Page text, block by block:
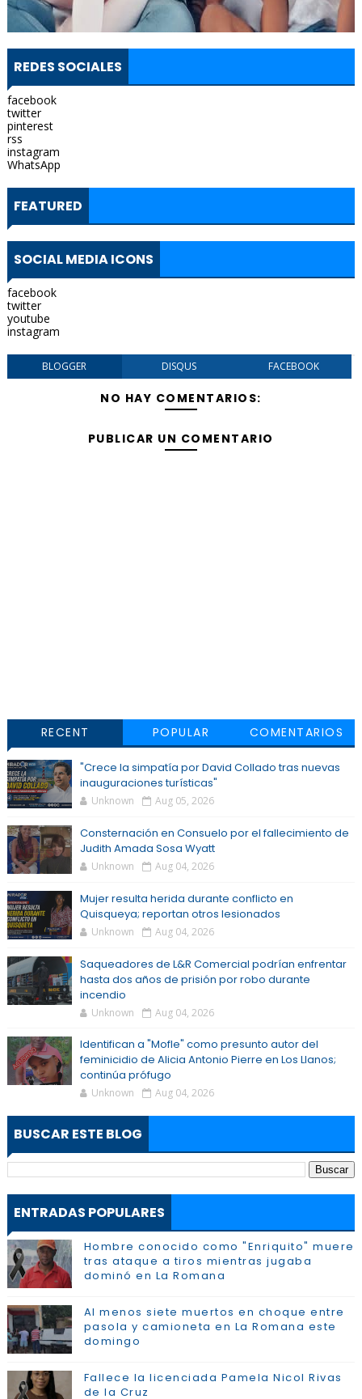
REDES SOCIALES
facebook
twitter
pinterest
rss
instagram
WhatsApp
FEATURED
SOCIAL MEDIA ICONS
facebook
twitter
youtube
instagram
BLOGGER DISQUS FACEBOOK
NO HAY COMENTARIOS:
PUBLICAR UN COMENTARIO
RECENT POPULAR COMENTARIOS
"Crece la simpatía por David Collado tras nuevas
inauguraciones turísticas"
Unknown Aug 05, 2026
Consternación en Consuelo por el fallecimiento de
Judith Amada Sosa Wyatt
Unknown Aug 04, 2026
Mujer resulta herida durante conflicto en
Quisqueya; reportan otros lesionados
Unknown Aug 04, 2026
Saqueadores de L&R Comercial podrían enfrentar
hasta dos años de prisión por robo durante
incendio
Unknown Aug 04, 2026
Identifican a "Mofle" como presunto autor del
feminicidio de Alicia Antonio Pierre en Los Llanos;
continúa prófugo
Unknown Aug 04, 2026
BUSCAR ESTE BLOG
ENTRADAS POPULARES
Hombre conocido como "Enriquito" muere
tras ataque a tiros mientras jugaba
dominó en La Romana
Al menos siete muertos en choque entre
pasola y camioneta en La Romana este
domingo
Fallece la licenciada Pamela Nicol Rivas
de la Cruz